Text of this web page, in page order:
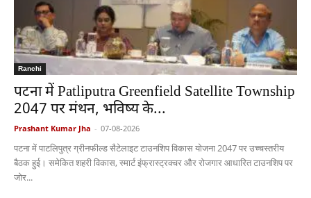
Ranchi
पटना में Patliputra Greenfield Satellite Township
2047 पर मंथन, भविष्य के...
Prashant Kumar Jha - 07-08-2026
पटना में पाटलिपुत्र ग्रीनफील्ड सैटेलाइट टाउनशिप विकास योजना 2047 पर उच्चस्तरीय
बैठक हुई। समेकित शहरी विकास, स्मार्ट इंफ्रास्ट्रक्चर और रोजगार आधारित टाउनशिप पर
जोर...